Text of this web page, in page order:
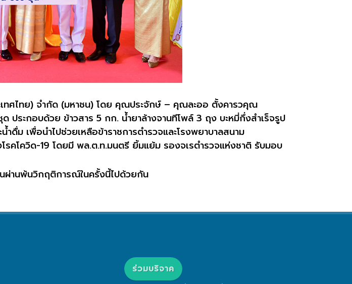
ศไทย) จำกัด (มหาชน) โดย คุณประจักษ์ – คุณละออ ตั้งคารวคุณ
ด ประกอบด้วย ข้าวสาร 5 กก. น้ำยาล้างจานทีโพล์ 3 ถุง บะหมี่กึ่งสำเร็จรูป
ำดื่ม เพื่อนำไปช่วยเหลือข้าราชการตำรวจและโรงพยาบาลสนาม
รคโควิด-19 โดยมี พล.ต.ท.มนตรี ยิ้มแย้ม รองจเรตำรวจแห่งชาติ รับมอบ
ผ่านพ้นวิกฤติการณ์ในครั้งนี้ไปด้วยกัน
ร่วมบริจาค